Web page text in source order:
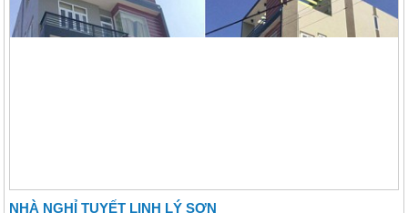
NHÀ NGHỈ TUYẾT LINH LÝ SƠN